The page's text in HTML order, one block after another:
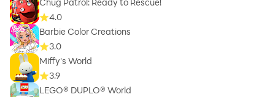
Chug Patrol: Ready to Rescue!
4.0
Barbie Color Creations
3.0
Miffy's World
3.9
LEGO® DUPLO® World